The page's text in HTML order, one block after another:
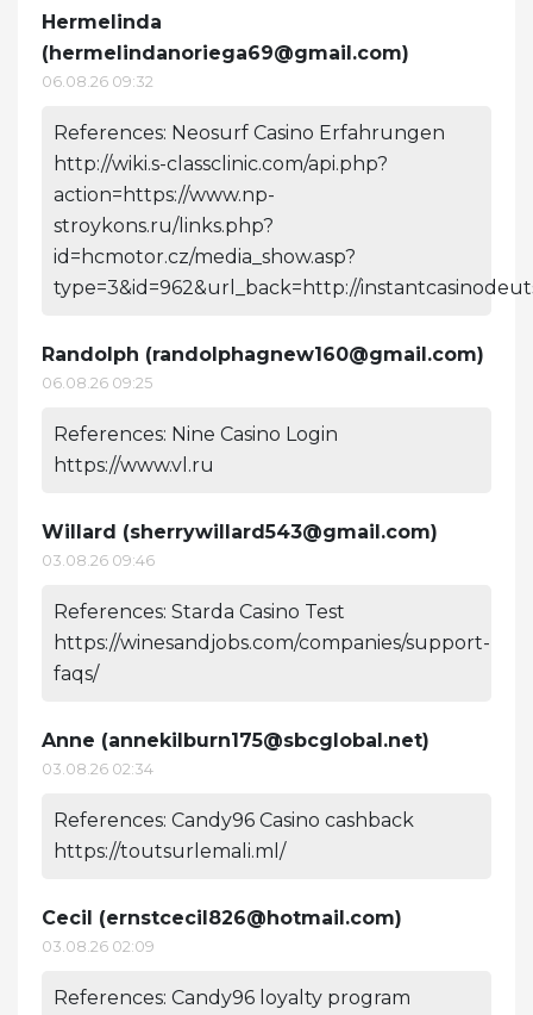
Hermelinda
(hermelindanoriega69@gmail.com)
06.08.26 09:32
References: Neosurf Casino Erfahrungen
http://wiki.s-classclinic.com/api.php?
action=https://www.np-
stroykons.ru/links.php?
id=hcmotor.cz/media_show.asp?
type=3&id=962&url_back=http://
Randolph (randolphagnew160@gmail.com)
06.08.26 09:25
References: Nine Casino Login
https://www.vl.ru
Willard (sherrywillard543@gmail.com)
03.08.26 09:46
References: Starda Casino Test
https://winesandjobs.com/companies/support-
faqs/
Anne (annekilburn175@sbcglobal.net)
03.08.26 02:34
References: Candy96 Casino cashback
https://toutsurlemali.ml/
Cecil (ernstcecil826@hotmail.com)
03.08.26 02:09
References: Candy96 loyalty program